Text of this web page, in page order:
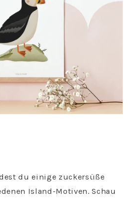
du einige zuckersüße
Island-Motiven. Schau